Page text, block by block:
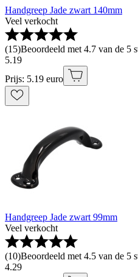
Handgreep Jade zwart 140mm
Veel verkocht
(15)Beoordeeld met 4.7 van de 5
5.19
Prijs: 5.19 euro
Handgreep Jade zwart 99mm
Veel verkocht
(10)Beoordeeld met 4.5 van de 5
4.29